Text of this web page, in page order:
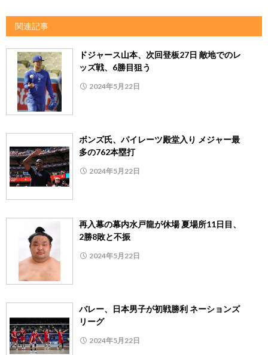
関連記事
ドジャース山本、次回登板27日 敵地でのレ
ッズ戦、6勝目狙う
2024年5月22日
ボンズ氏、パイレーツ殿堂入り メジャー最
多の762本塁打
2024年5月22日
再入幕の幕内水戸龍が休場 夏場所11日目、
2勝8敗と不振
2024年5月22日
バレー、日本男子が初戦勝利 ネーションズ
リーグ
2024年5月22日